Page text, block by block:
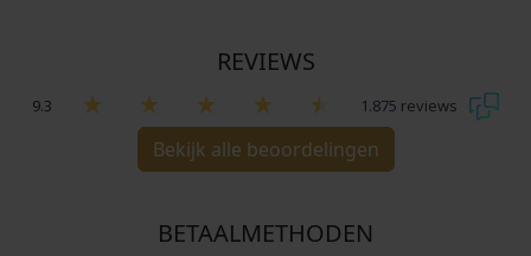
REVIEWS
9.3 1.875 reviews
Bekijk alle beoordelingen
BETAALMETHODEN